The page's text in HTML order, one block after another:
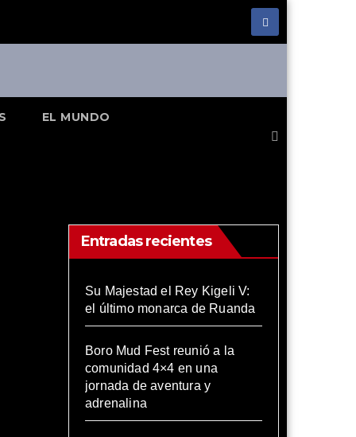
EL MUNDO
Entradas recientes
Su Majestad el Rey Kigeli V:
el último monarca de Ruanda
Boro Mud Fest reunió a la
comunidad 4×4 en una
jornada de aventura y
adrenalina